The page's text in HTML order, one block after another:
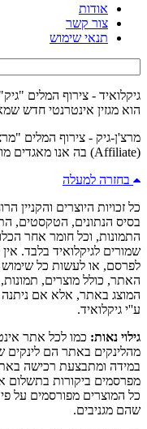
אודות
צור קשר
תנאי שימוש
גיקלואיד - צירוף המלים
הוא מגזין אינטרנטי חדש
מרצ'ן-גיק - צירוף המלים
(Affiliate) בה אנו מאגדים מוצרים מגניבים מרחבי הרשת.
בחזרה למעלה
כל זכויות היוצרים והקניין
בסיס הנתונים, הטקסטים,
התמונות, וכל חומר אחר
שמורים לגיקלואיד בלבד.
לפרסם, או לעשות כל
האתר, כולל מוצרים,
המוצג באתר, אלא אם
ע''י גיקלואיד.
גילוי נאות: כמו לכל אתר
מהלינקים באתר הם לינקים
במידה ומתבצעת רכישה
מפרסמים ביקורות בתשלום
כל המוצרים מפורסמים על
שהם מגניבים.